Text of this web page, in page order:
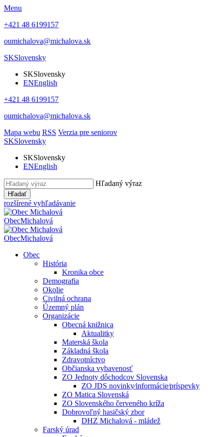
Menu
+421 48 6199157
oumichalova@michalova.sk
SKSlovensky
SKSlovensky
ENEnglish
+421 48 6199157
oumichalova@michalova.sk
Mapa webu RSS Verzia pre seniorov
SKSlovensky
SKSlovensky
ENEnglish
Hľadaný výraz
Hľadať
rozšírené vyhľadávanie
ObecMichalová
ObecMichalová
Obec
História
Kronika obce
Demografia
Okolie
Civilná ochrana
Územný plán
Organizácie
Obecná knižnica
Aktualitky
Materská škola
Základná škola
Zdravotníctvo
Občianska vybavenosť
ZO Jednoty dôchodcov Slovenska
ZO JDS novinky⁄informácie⁄príspevky
ZO Matica Slovenská
ZO Slovenského červeného kríža
Dobrovoľný hasičský zbor
DHZ Michalová - mládež
Farský úrad